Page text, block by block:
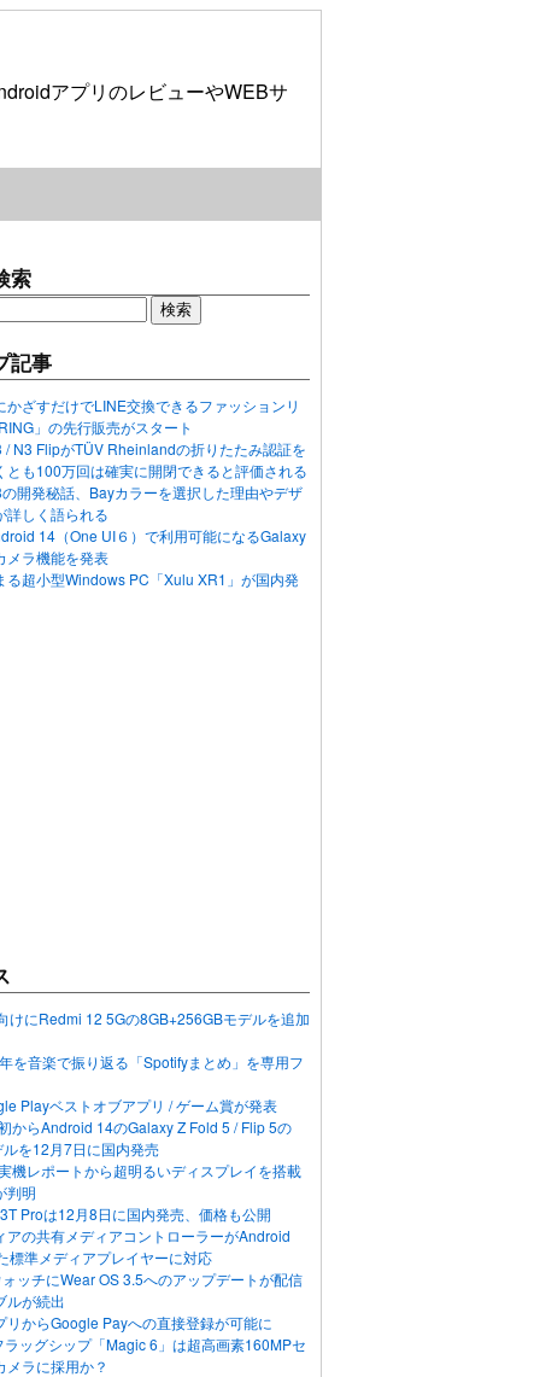
アプリのレビューやWEBサ
索
記事
かざすだけでLINE交換できるファッションリ
」の先行販売がスタート
/ N3 FlipがTÜV Rheinlandの折りたたみ認証を
とも100万回は確実に開閉できると評価される
開発秘話、Bayカラーを選択した理由やデザ
詳しく語られる
14（One UI６）で利用可能になるGalaxy
メラ機能を発表
る超小型Windows PC「Xulu XR1」が国内発
けにRedmi 12 5Gの8GB+256GBモデルを追加
を音楽で振り返る「Spotifyまとめ」を専用フ
Playベストオブアプリ / ゲーム賞が発表
からAndroid 14のGalaxy Z Fold 5 / Flip 5の
を12月7日に国内発売
機レポートから超明るいディスプレイを搭載
判明
Proは12月8日に国内発売、価格も公開
アの共有メディアコントローラーがAndroid
標準メディアプレイヤーに対応
ッチにWear OS 3.5へのアップデートが配信
ルが続出
リからGoogle Payへの直接登録が可能に
ッグシップ「Magic 6」は超高画素160MPセ
メラに採用か？